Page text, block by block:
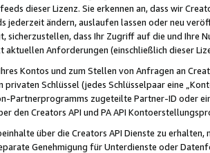
dieser Lizenz. Sie erkennen an, dass wir
jederzeit ändern, auslaufen lassen oder neu
sicherzustellen, dass Ihr Zugriff auf die und Ihre
aktuellen Anforderungen (einschließlich dieser
Kontos und zum Stellen von Anfragen an
privaten Schlüssel (jedes Schlüsselpaar eine
Partnerprogramms zugeteilte Partner-ID oder
den Creators API und PA API
über die Creators API Dienste zu
Genehmigung für Unterdienste oder